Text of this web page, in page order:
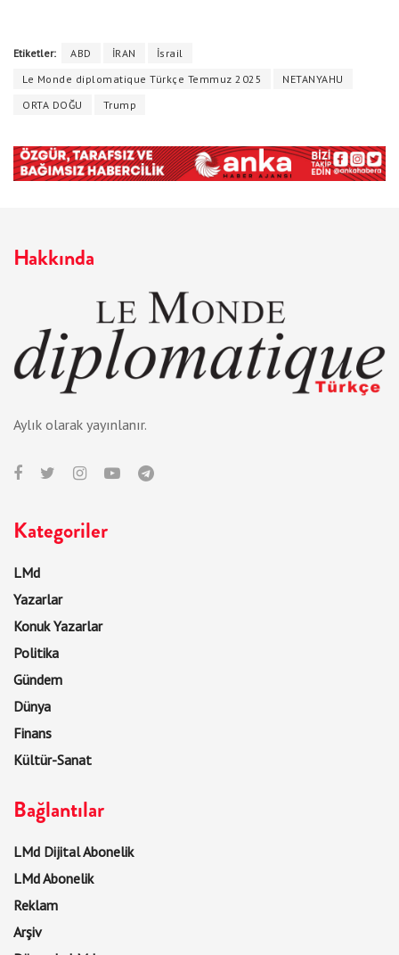
Etiketler: ABD İRAN
İsrail
Le Monde diplomatique Türkçe Temmuz 2025
NETANYAHU
ORTA DOĞU
Trump
Hakkında
Aylık olarak yayınlanır.
Kategoriler
LMd
Yazarlar
Konuk Yazarlar
Politika
Gündem
Dünya
Finans
Kültür-Sanat
Bağlantılar
LMd Dijital Abonelik
LMd Abonelik
Reklam
Arşiv